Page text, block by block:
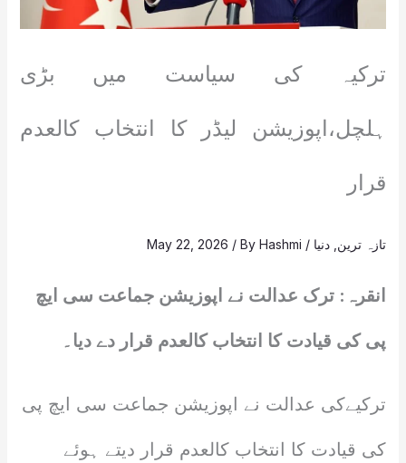
ترکیہ کی سیاست میں بڑی
ہلچل،اپوزیشن لیڈر کا انتخاب کالعدم
قرار
تازہ ترین دنیا /
May 22, 2026 / ByHashmi
انقرہ: ترک عدالت نے اپوزیشن جماعت سی ایچ
پی کی قیادت کا انتخاب کالعدم قرار دے دیا۔
ترکیےکی عدالت نے اپوزیشن جماعت سی ایچ پی
کی قیادت کا انتخاب کالعدم قرار دیتے ہوئے